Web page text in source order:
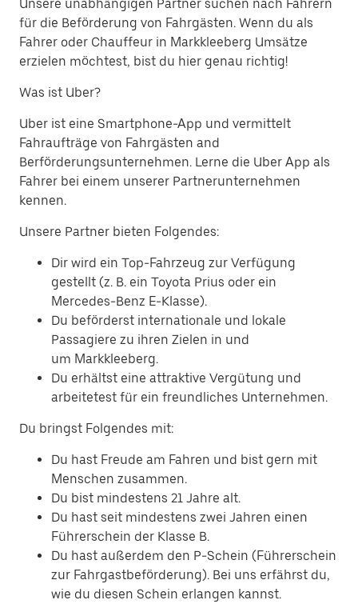
Unsere unabhängigen Partner suchen nach Fahrern
für die Beförderung von Fahrgästen. Wenn du als
Fahrer oder Chauffeur in Markkleeberg Umsätze
erzielen möchtest, bist du hier genau richtig!
Was ist Uber?
Uber ist eine Smartphone-App und vermittelt
Fahraufträge von Fahrgästen and
Berförderungsunternehmen. Lerne die Uber App als
Fahrer bei einem unserer Partnerunternehmen
kennen.
Unsere Partner bieten Folgendes:
Dir wird ein Top-Fahrzeug zur Verfügung
gestellt (z. B. ein Toyota Prius oder ein
Mercedes-Benz E-Klasse).
Du beförderst internationale und lokale
Passagiere zu ihren Zielen in und
um Markkleeberg.
Du erhältst eine attraktive Vergütung und
arbeitetest für ein freundliches Unternehmen.
Du bringst Folgendes mit:
Du hast Freude am Fahren und bist gern mit
Menschen zusammen.
Du bist mindestens 21 Jahre alt.
Du hast seit mindestens zwei Jahren einen
Führerschein der Klasse B.
Du hast außerdem den P-Schein (Führerschein
zur Fahrgastbeförderung). Bei uns erfährst du,
wie du diesen Schein erlangen kannst.